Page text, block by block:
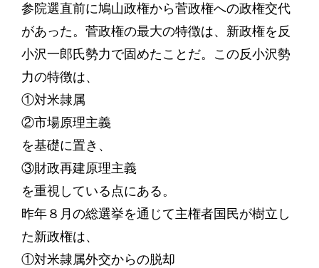
参院選直前に鳩山政権から菅政権への政権交代
があった。菅政権の最大の特徴は、新政権を反
小沢一郎氏勢力で固めたことだ。この反小沢勢
力の特徴は、
①対米隷属
②市場原理主義
を基礎に置き、
③財政再建原理主義
を重視している点にある。
昨年８月の総選挙を通じて主権者国民が樹立し
た新政権は、
①対米隷属外交からの脱却